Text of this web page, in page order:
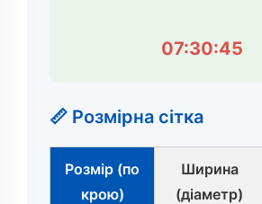
07:30:45
📏 Розмірна сітка
Розмір (по
крою)
Ширина
(діаметр)